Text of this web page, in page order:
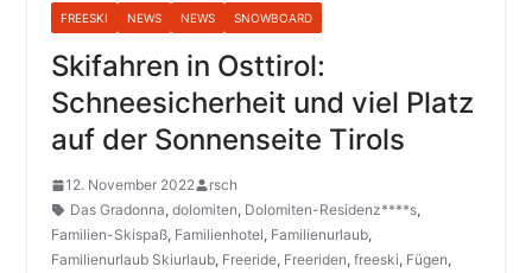
FREESKI NEWS NEWS SNOWBOARD
Skifahren in Osttirol:
Schneesicherheit und viel Platz
auf der Sonnenseite Tirols
12. November 2022
rsch
Das Gradonna, dolomiten, Dolomiten-Residenz****s,
Familien-Skispaß, Familienhotel, Familienurlaub,
Familienurlaub Skiurlaub, Freeride, Freeriden, freeski, Fügen,